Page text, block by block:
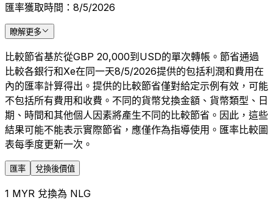
匯率獲取時間：8/5/2026
瞭解更多
比較節省基於從GBP 20,000到USD的單次轉帳。節省通過
比較各銀行和Xe在同一天8/5/2026提供的包括利潤和費用在
內的匯率計算得出。提供的比較節省僅對給定示例有效，可能
不包括所有費用和收費。不同的貨幣兌換金額、貨幣類型、日
期、時間和其他個人因素將產生不同的比較節省。因此，這些
結果可能不能表示實際節省，應僅作為指導使用。匯率比較圖
表每季度更新一次。
匯率 兌換後價值
1 MYR 兌換為 NLG